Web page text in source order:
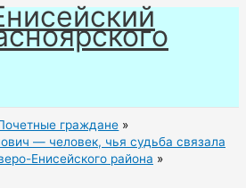
граждане
— человек, чья судьба связала
Енисейского района